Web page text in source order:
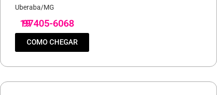
Uberaba/MG
19
97405-6068
COMO CHEGAR